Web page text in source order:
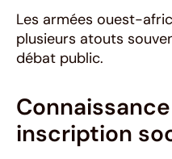
Les armées ouest-
plusieurs atouts
débat public.
inscription